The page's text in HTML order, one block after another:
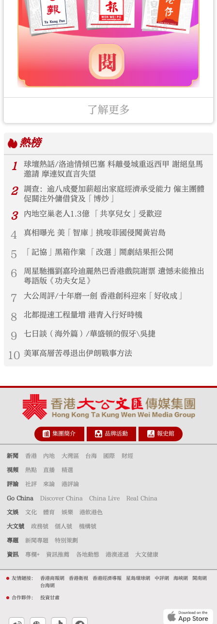
了解更多
熱榜
1
球壇熱話/洛迪情傾巴塞 料離曼城重返西甲 謝絕皇馬
邀請 摩連奴直言失望
2
調查：逾八成憂加薪超出家庭經濟承受能力 僱主團體
促關注外傭借貸及「博炒」
3 內地空巢老人1.3億 「共享兒女」受歡迎
4 真相曝光 美「智庫」挑唆菲國侵闖黃岩島
5 「記協」黑箱作業 「改選」鬧劇結果拒公開
6
周星馳攜劉嘉玲迪麗熱巴香港戲院謝票 遺憾未能推出
粵語版《功夫女足》
7 大公周評/十年磨一劍 香港創科迎來「好收成」
8 北都提速工程量增 港青入行好時機
9 七日談（海外篇）/華盛頓的假牙\吳捷
10 美軍高層苦尋退出伊朗戰事方法
集團簡介 品牌活動 報史館
新聞 香港 內地 大灣區 台海 國際 財經
視頻 熱點 直播 精選
評論 社評 來論 港評論
Go China Discover China China Live Real China
文娛 文化 體育 娛樂 港飲港色
大文號 政務號 個人號 機構號
專題 新聞專題 特別策劃
資訊 專欄+ 資訊推薦 各地動態 港澳速遞 大文健康
友情鏈接： 香港商報網 香港衛視 香港經濟導報 星島環球網 中評網 海峽網
閩南網
台海網
合作夥伴： 投資甘肅